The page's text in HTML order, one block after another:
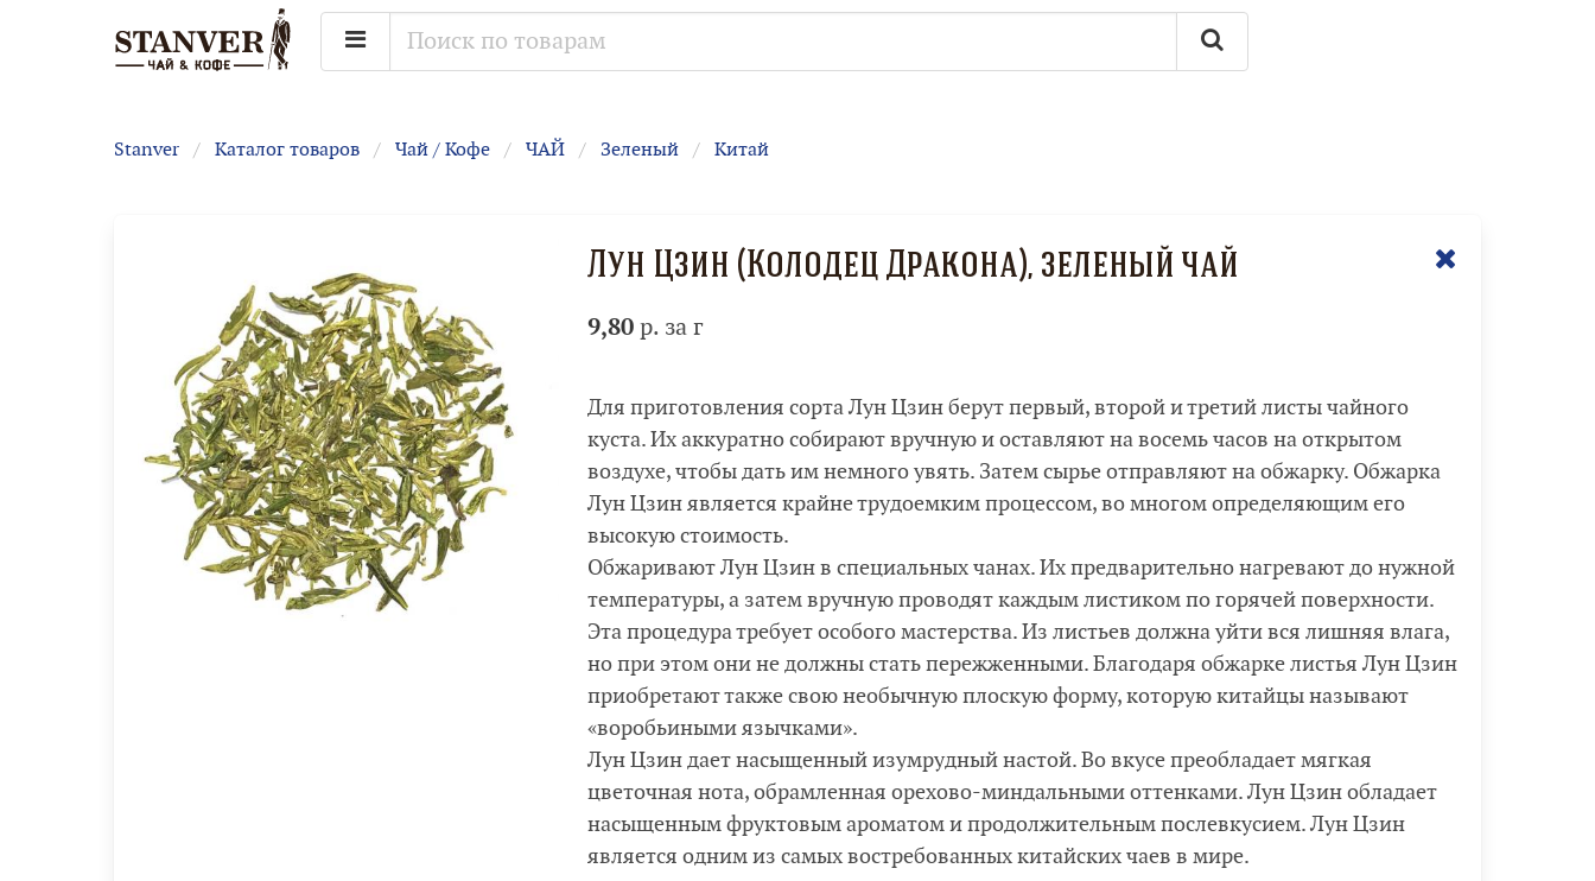
Stanver Каталог товаров Чай / Кофе ЧАЙ Зеленый Китай
Лун Цзин (Колодец Дракона), зеленый чай
9,80р. за г
Для приготовления сорта Лун Цзин берут первый, второй и третий листы чайного
куста. Их аккуратно собирают вручную и оставляют на восемь часов на открытом
воздухе, чтобы дать им немного увять. Затем сырье отправляют на обжарку. Обжарка
Лун Цзин является крайне трудоемким процессом, во многом определяющим его
высокую стоимость.
Обжаривают Лун Цзин в специальных чанах. Их предварительно нагревают до нужной
температуры, а затем вручную проводят каждым листиком по горячей поверхности.
Эта процедура требует особого мастерства. Из листьев должна уйти вся лишняя влага,
но при этом они не должны стать пережженными. Благодаря обжарке листья Лун Цзин
приобретают также свою необычную плоскую форму, которую китайцы называют
«воробьиными язычками».
Лун Цзин дает насыщенный изумрудный настой. Во вкусе преобладает мягкая
цветочная нота, обрамленная орехово-миндальными оттенками. Лун Цзин обладает
насыщенным фруктовым ароматом и продолжительным послевкусием. Лун Цзин
является одним из самых востребованных китайских чаев в мире.